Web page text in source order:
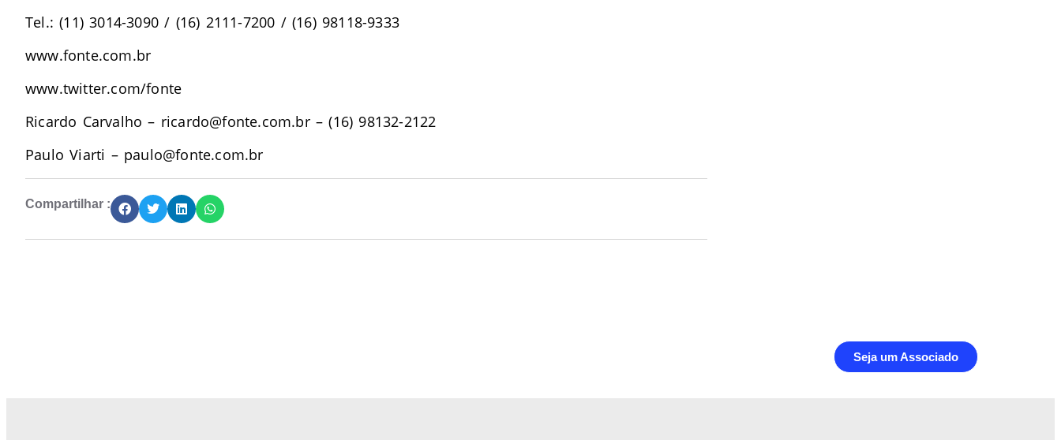
Tel.: (11) 3014-3090 / (16) 2111-7200 / (16) 98118-9333
www.fonte.com.br
www.twitter.com/fonte
Ricardo Carvalho – ricardo@fonte.com.br – (16) 98132-2122
Paulo Viarti – paulo@fonte.com.br
Compartilhar :
Seja um Associado